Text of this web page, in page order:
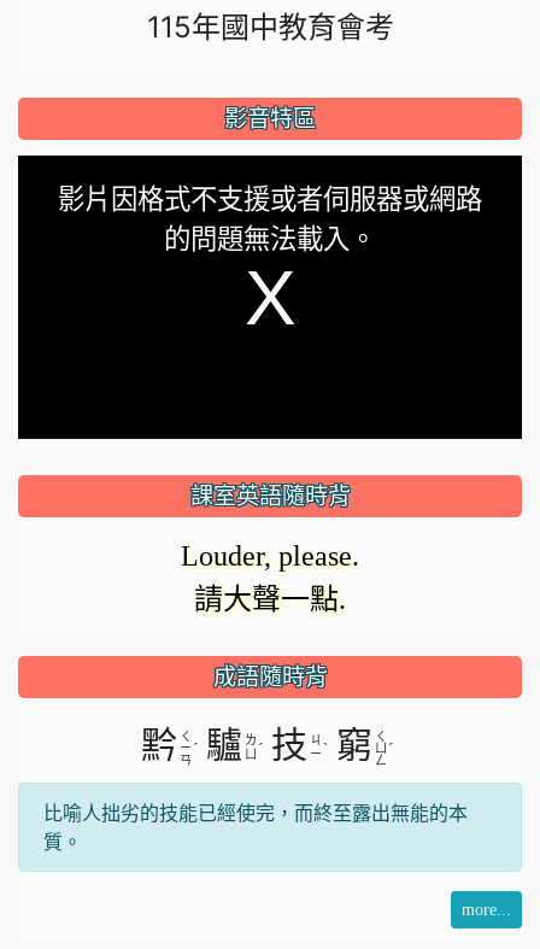
115年國中教育會考
影音特區
影片因格式不支援或者伺服器或網路
的問題無法載入。
課室英語隨時背
Louder, please.
請大聲一點.
成語隨時背
黔 ㄑ
ㄧ
ㄢ
ˊ 驢 ㄌ
ˊ 技 ㄐ
ㄧ ˋ 窮 ㄑ
ㄥ
ˊ
比喻人拙劣的技能已經使完，而終至露出無能的本
質。
more...